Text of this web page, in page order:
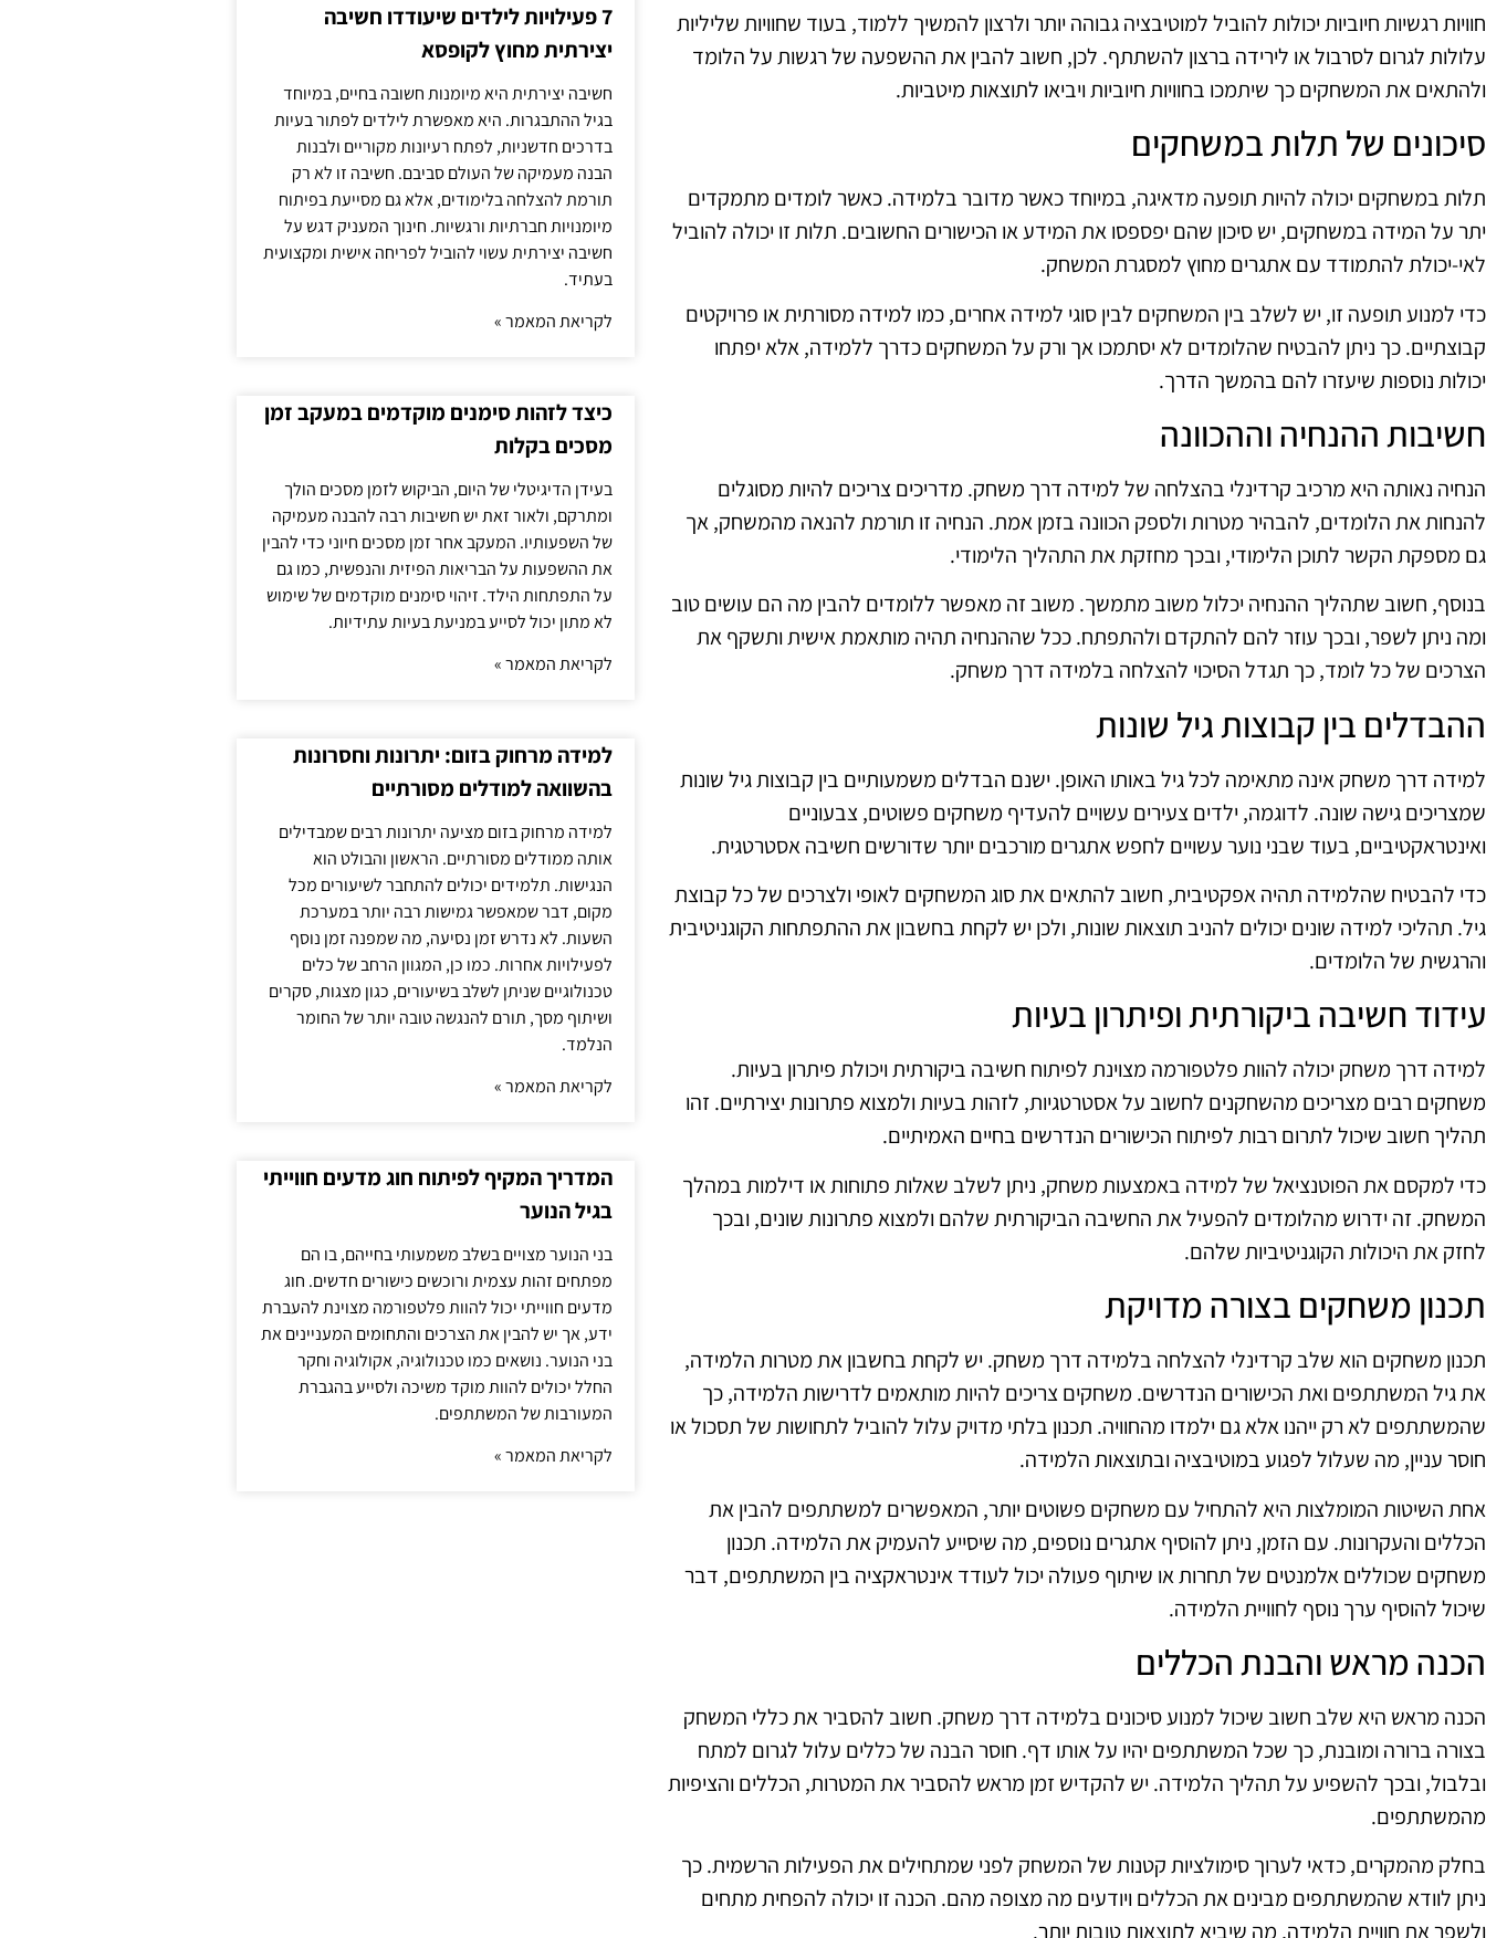
חוויות רגשיות חיוביות יכולות להוביל למוטיבציה גבוהה יותר ולרצון להמשיך ללמוד, בעוד שחוויות שליליות
עלולות לגרום לסרבול או לירידה ברצון להשתתף. לכן, חשוב להבין את ההשפעה של רגשות על הלומד
ולהתאים את המשחקים כך שיתמכו בחוויות חיוביות ויביאו לתוצאות מיטביות.
סיכונים של תלות במשחקים
תלות במשחקים יכולה להיות תופעה מדאיגה, במיוחד כאשר מדובר בלמידה. כאשר לומדים מתמקדים
יתר על המידה במשחקים, יש סיכון שהם יפספסו את המידע או הכישורים החשובים. תלות זו יכולה להוביל
לאי-יכולת להתמודד עם אתגרים מחוץ למסגרת המשחק.
כדי למנוע תופעה זו, יש לשלב בין המשחקים לבין סוגי למידה אחרים, כמו למידה מסורתית או פרויקטים
קבוצתיים. כך ניתן להבטיח שהלומדים לא יסתמכו אך ורק על המשחקים כדרך ללמידה, אלא יפתחו
יכולות נוספות שיעזרו להם בהמשך הדרך.
חשיבות ההנחיה וההכוונה
הנחיה נאותה היא מרכיב קרדינלי בהצלחה של למידה דרך משחק. מדריכים צריכים להיות מסוגלים
להנחות את הלומדים, להבהיר מטרות ולספק הכוונה בזמן אמת. הנחיה זו תורמת להנאה מהמשחק, אך
גם מספקת הקשר לתוכן הלימודי, ובכך מחזקת את התהליך הלימודי.
בנוסף, חשוב שתהליך ההנחיה יכלול משוב מתמשך. משוב זה מאפשר ללומדים להבין מה הם עושים טוב
ומה ניתן לשפר, ובכך עוזר להם להתקדם ולהתפתח. ככל שההנחיה תהיה מותאמת אישית ותשקף את
הצרכים של כל לומד, כך תגדל הסיכוי להצלחה בלמידה דרך משחק.
ההבדלים בין קבוצות גיל שונות
למידה דרך משחק אינה מתאימה לכל גיל באותו האופן. ישנם הבדלים משמעותיים בין קבוצות גיל שונות
שמצריכים גישה שונה. לדוגמה, ילדים צעירים עשויים להעדיף משחקים פשוטים, צבעוניים
ואינטראקטיביים, בעוד שבני נוער עשויים לחפש אתגרים מורכבים יותר שדורשים חשיבה אסטרטגית.
כדי להבטיח שהלמידה תהיה אפקטיבית, חשוב להתאים את סוג המשחקים לאופי ולצרכים של כל קבוצת
גיל. תהליכי למידה שונים יכולים להניב תוצאות שונות, ולכן יש לקחת בחשבון את ההתפתחות הקוגניטיבית
והרגשית של הלומדים.
עידוד חשיבה ביקורתית ופיתרון בעיות
למידה דרך משחק יכולה להוות פלטפורמה מצוינת לפיתוח חשיבה ביקורתית ויכולת פיתרון בעיות.
משחקים רבים מצריכים מהשחקנים לחשוב על אסטרטגיות, לזהות בעיות ולמצוא פתרונות יצירתיים. זהו
תהליך חשוב שיכול לתרום רבות לפיתוח הכישורים הנדרשים בחיים האמיתיים.
כדי למקסם את הפוטנציאל של למידה באמצעות משחק, ניתן לשלב שאלות פתוחות או דילמות במהלך
המשחק. זה ידרוש מהלומדים להפעיל את החשיבה הביקורתית שלהם ולמצוא פתרונות שונים, ובכך
לחזק את היכולות הקוגניטיביות שלהם.
תכנון משחקים בצורה מדויקת
תכנון משחקים הוא שלב קרדינלי להצלחה בלמידה דרך משחק. יש לקחת בחשבון את מטרות הלמידה,
את גיל המשתתפים ואת הכישורים הנדרשים. משחקים צריכים להיות מותאמים לדרישות הלמידה, כך
שהמשתתפים לא רק ייהנו אלא גם ילמדו מהחוויה. תכנון בלתי מדויק עלול להוביל לתחושות של תסכול או
חוסר עניין, מה שעלול לפגוע במוטיבציה ובתוצאות הלמידה.
אחת השיטות המומלצות היא להתחיל עם משחקים פשוטים יותר, המאפשרים למשתתפים להבין את
הכללים והעקרונות. עם הזמן, ניתן להוסיף אתגרים נוספים, מה שיסייע להעמיק את הלמידה. תכנון
משחקים שכוללים אלמנטים של תחרות או שיתוף פעולה יכול לעודד אינטראקציה בין המשתתפים, דבר
שיכול להוסיף ערך נוסף לחוויית הלמידה.
הכנה מראש והבנת הכללים
הכנה מראש היא שלב חשוב שיכול למנוע סיכונים בלמידה דרך משחק. חשוב להסביר את כללי המשחק
בצורה ברורה ומובנת, כך שכל המשתתפים יהיו על אותו דף. חוסר הבנה של כללים עלול לגרום למתח
ובלבול, ובכך להשפיע על תהליך הלמידה. יש להקדיש זמן מראש להסביר את המטרות, הכללים והציפיות
מהמשתתפים.
בחלק מהמקרים, כדאי לערוך סימולציות קטנות של המשחק לפני שמתחילים את הפעילות הרשמית. כך
ניתן לוודא שהמשתתפים מבינים את הכללים ויודעים מה מצופה מהם. הכנה זו יכולה להפחית מתחים
ולשפר את חוויית הלמידה, מה שיביא לתוצאות טובות יותר.
7 פעילויות לילדים שיעודדו חשיבה
יצירתית מחוץ לקופסא
חשיבה יצירתית היא מיומנות חשובה בחיים, במיוחד
בגיל ההתבגרות. היא מאפשרת לילדים לפתור בעיות
בדרכים חדשניות, לפתח רעיונות מקוריים ולבנות
הבנה מעמיקה של העולם סביבם. חשיבה זו לא רק
תורמת להצלחה בלימודים, אלא גם מסייעת בפיתוח
מיומנויות חברתיות ורגשיות. חינוך המעניק דגש על
חשיבה יצירתית עשוי להוביל לפריחה אישית ומקצועית
בעתיד.
לקריאת המאמר »
כיצד לזהות סימנים מוקדמים במעקב זמן
מסכים בקלות
בעידן הדיגיטלי של היום, הביקוש לזמן מסכים הולך
ומתרקם, ולאור זאת יש חשיבות רבה להבנה מעמיקה
של השפעותיו. המעקב אחר זמן מסכים חיוני כדי להבין
את ההשפעות על הבריאות הפיזית והנפשית, כמו גם
על התפתחות הילד. זיהוי סימנים מוקדמים של שימוש
לא מתון יכול לסייע במניעת בעיות עתידיות.
לקריאת המאמר »
למידה מרחוק בזום: יתרונות וחסרונות
בהשוואה למודלים מסורתיים
למידה מרחוק בזום מציעה יתרונות רבים שמבדילים
אותה ממודלים מסורתיים. הראשון והבולט הוא
הנגישות. תלמידים יכולים להתחבר לשיעורים מכל
מקום, דבר שמאפשר גמישות רבה יותר במערכת
השעות. לא נדרש זמן נסיעה, מה שמפנה זמן נוסף
לפעילויות אחרות. כמו כן, המגוון הרחב של כלים
טכנולוגיים שניתן לשלב בשיעורים, כגון מצגות, סקרים
ושיתוף מסך, תורם להנגשה טובה יותר של החומר
הנלמד.
לקריאת המאמר »
המדריך המקיף לפיתוח חוג מדעים חווייתי
בגיל הנוער
בני הנוער מצויים בשלב משמעותי בחייהם, בו הם
מפתחים זהות עצמית ורוכשים כישורים חדשים. חוג
מדעים חווייתי יכול להוות פלטפורמה מצוינת להעברת
ידע, אך יש להבין את הצרכים והתחומים המעניינים את
בני הנוער. נושאים כמו טכנולוגיה, אקולוגיה וחקר
החלל יכולים להוות מוקד משיכה ולסייע בהגברת
המעורבות של המשתתפים.
לקריאת המאמר »